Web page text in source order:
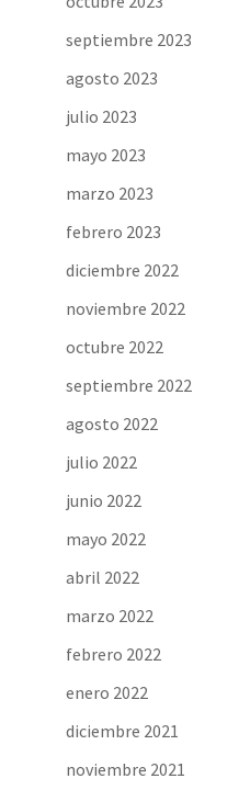
septiembre 2023
agosto 2023
julio 2023
mayo 2023
marzo 2023
febrero 2023
diciembre 2022
noviembre 2022
octubre 2022
septiembre 2022
agosto 2022
julio 2022
junio 2022
mayo 2022
abril 2022
marzo 2022
febrero 2022
enero 2022
diciembre 2021
noviembre 2021